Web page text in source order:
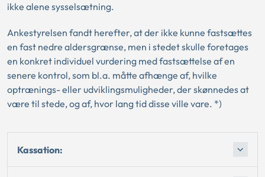
ikke alene sysselsætning.
Ankestyrelsen fandt herefter, at der ikke kunne fastsættes
en fast nedre aldersgrænse, men i stedet skulle foretages
en konkret individuel vurdering med fastsættelse af en
senere kontrol, som bl.a. måtte afhænge af, hvilke
optrænings- eller udviklingsmuligheder, der skønnedes at
være til stede, og af, hvor lang tid disse ville vare. *)
Kassation: